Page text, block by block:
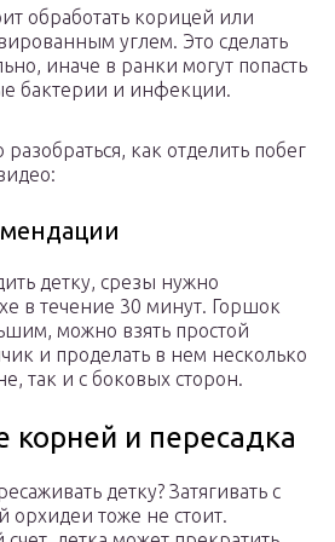
обработать корицей или
углем. Это сделать
иначе в ранки могут попасть
бактерии и инфекции.
как отделить побег
детку, срезы нужно
в течение 30 минут. Горшок
можно взять простой
и проделать в нем несколько
так и с боковых сторон.
корней и пересадка
детку? Затягивать с
орхидеи тоже не стоит.